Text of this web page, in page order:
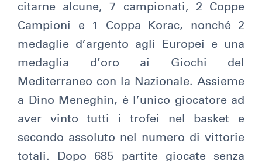
citarne alcune, 7 campionati, 2 Coppe
Campioni e 1 Coppa Korac, nonché 2
medaglie d’argento agli Europei e una
medaglia d’oro ai Giochi del
Mediterraneo con la Nazionale. Assieme
a Dino Meneghin, è l’unico giocatore ad
aver vinto tutti i trofei nel basket e
secondo assoluto nel numero di vittorie
totali. Dopo 685 partite giocate senza